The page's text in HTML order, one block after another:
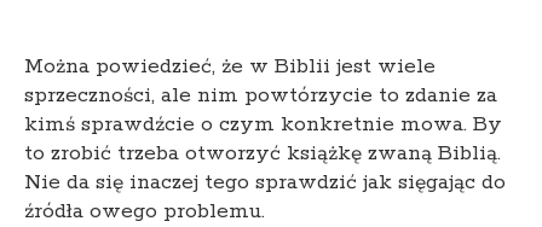
Można powiedzieć, że w Biblii jest wiele
sprzeczności, ale nim powtórzycie to zdanie za
kimś sprawdźcie o czym konkretnie mowa. By
to zrobić trzeba otworzyć książkę zwaną Biblią.
Nie da się inaczej tego sprawdzić jak sięgając do
źródła owego problemu.